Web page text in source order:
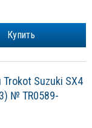
Купить
Suzuki SX4
№ TR0589-